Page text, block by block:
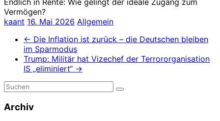
Vermögen?
kaant 16. Mai 2026 Allgemein
← Die Inflation ist zurück – die Deutschen bleiben
im Sparmodus
Trump: Militär hat Vizechef der Terrororganisation
IS „eliminiert“ →
Archiv